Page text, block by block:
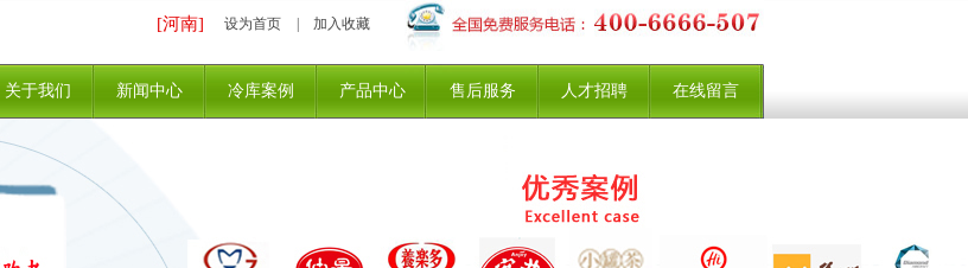
[河南] 设为首页 加入收藏
关于我们 新闻中心 冷库案例 产品中心 售后服务 人才招聘 在线留言